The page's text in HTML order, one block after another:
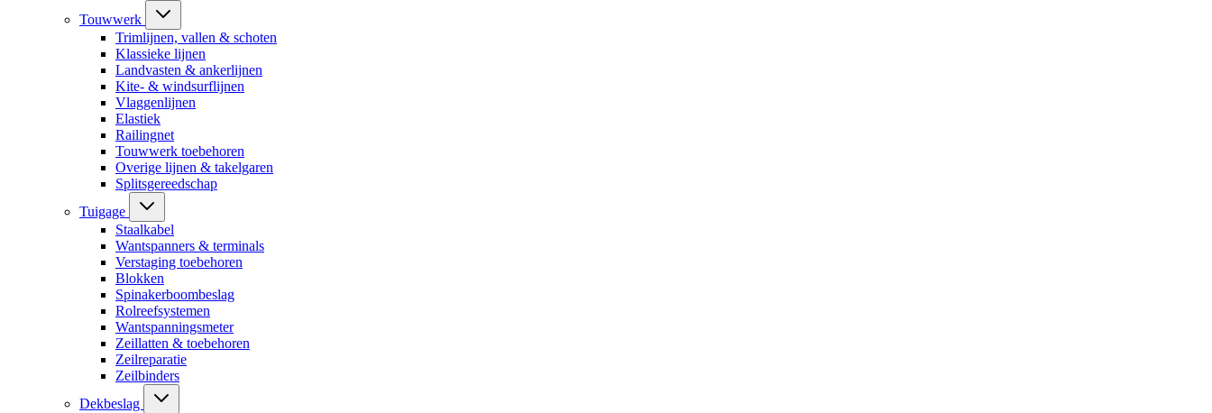
Touwwerk
Trimlijnen, vallen & schoten
Klassieke lijnen
Landvasten & ankerlijnen
Kite- & windsurflijnen
Vlaggenlijnen
Elastiek
Railingnet
Touwwerk toebehoren
Overige lijnen & takelgaren
Splitsgereedschap
Tuigage
Staalkabel
Wantspanners & terminals
Verstaging toebehoren
Blokken
Spinakerboombeslag
Rolreefsystemen
Wantspanningsmeter
Zeillatten & toebehoren
Zeilreparatie
Zeilbinders
Dekbeslag